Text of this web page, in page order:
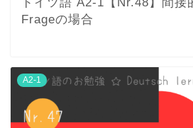
Frageの場合
A2-1